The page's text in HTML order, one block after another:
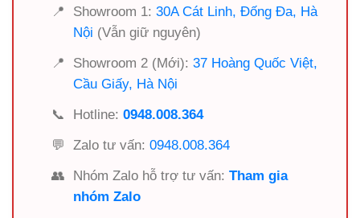
📍 Showroom 1: 30A Cát Linh, Đống Đa, Hà
Nội (Vẫn giữ nguyên)
📍
Showroom 2 (Mới): 37 Hoàng Quốc Việt,
Cầu Giấy, Hà Nội
📞
Hotline: 0948.008.364
💬
Zalo tư vấn: 0948.008.364
👥
Nhóm Zalo hỗ trợ tư vấn: Tham gia
nhóm Zalo